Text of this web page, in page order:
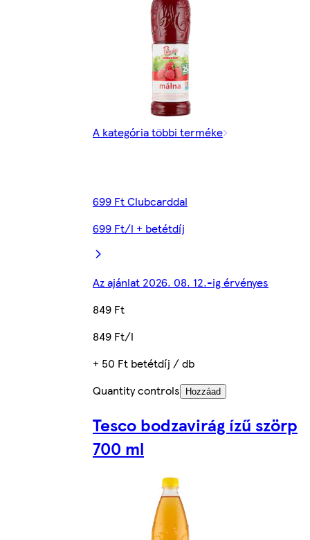
A kategória többi terméke
699 Ft Clubcarddal
699 Ft/l + betétdíj
Az ajánlat 2026. 08. 12.-ig érvényes
849 Ft
849 Ft/l
+ 50 Ft betétdíj / db
Quantity controls
Hozzáad
Tesco bodzavirág ízű szörp
700 ml